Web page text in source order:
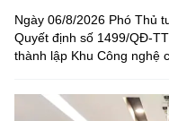
Ngày 06/8/2026 Phó Thủ
Quyết định số 1499/QĐ-
thành lập Khu Công nghệ